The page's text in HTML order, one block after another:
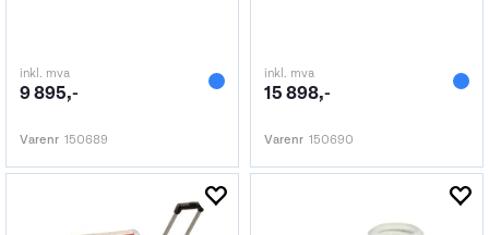
inkl. mva
9 895,-
Varenr 150689
inkl. mva
15 898,-
Varenr 150690